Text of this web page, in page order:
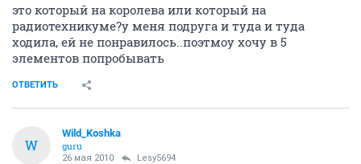
это который на королева или который на
радиотехникуме?у меня подруга и туда и туда
ходила, ей не понравилось..поэтмоу хочу в 5
элементов попробывать
ОТВЕТИТЬ
W
Wild_Koshka
guru
26 мая 2010 Lesy5694